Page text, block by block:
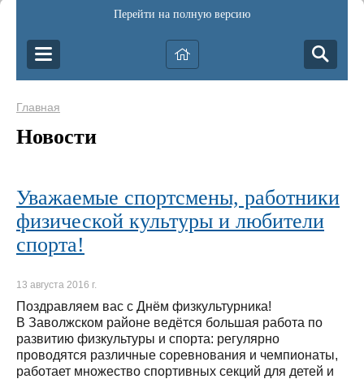
Перейти на полную версию
Главная
Новости
Уважаемые спортсмены, работники
физической культуры и любители
спорта!
13 августа 2016 г.
Поздравляем вас с Днём физкультурника!
В Заволжском районе ведётся большая работа по
развитию физкультуры и спорта: регулярно
проводятся различные соревнования и чемпионаты,
работает множество спортивных секций для детей и